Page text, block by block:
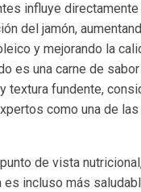
influye directamente
del jamón,
y mejorando la
es una carne de
textura fundente,
como una de las
de vista
es incluso más